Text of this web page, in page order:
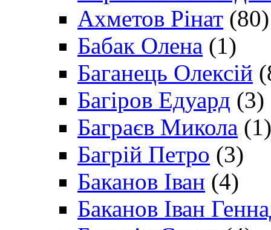
Ахметов Рінат (80)
Бабак Олена (1)
Баганець Олексій
Багіров Едуард (3)
Баграєв Микола (1)
Багрій Петро (3)
Баканов Іван (4)
Баканов Іван